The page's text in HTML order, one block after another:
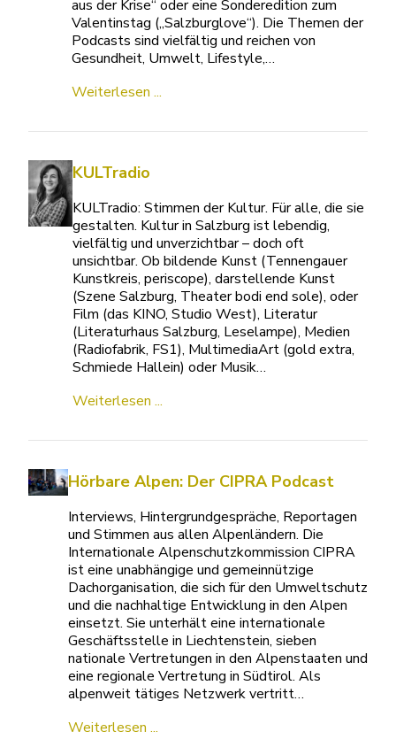
aus der Krise“ oder eine Sonderedition zum
Valentinstag („Salzburglove“). Die Themen der
Podcasts sind vielfältig und reichen von
Gesundheit, Umwelt, Lifestyle,…
Weiterlesen ...
KULTradio
KULTradio: Stimmen der Kultur. Für alle, die sie
gestalten. Kultur in Salzburg ist lebendig,
vielfältig und unverzichtbar – doch oft
unsichtbar. Ob bildende Kunst (Tennengauer
Kunstkreis, periscope), darstellende Kunst
(Szene Salzburg, Theater bodi end sole), oder
Film (das KINO, Studio West), Literatur
(Literaturhaus Salzburg, Leselampe), Medien
(Radiofabrik, FS1), MultimediaArt (gold extra,
Schmiede Hallein) oder Musik…
Weiterlesen ...
Hörbare Alpen: Der CIPRA Podcast
Interviews, Hintergrundgespräche, Reportagen
und Stimmen aus allen Alpenländern. Die
Internationale Alpenschutzkommission CIPRA
ist eine unabhängige und gemeinnützige
Dachorganisation, die sich für den Umweltschutz
und die nachhaltige Entwicklung in den Alpen
einsetzt. Sie unterhält eine internationale
Geschäftsstelle in Liechtenstein, sieben
nationale Vertretungen in den Alpenstaaten und
eine regionale Vertretung in Südtirol. Als
alpenweit tätiges Netzwerk vertritt…
Weiterlesen ...